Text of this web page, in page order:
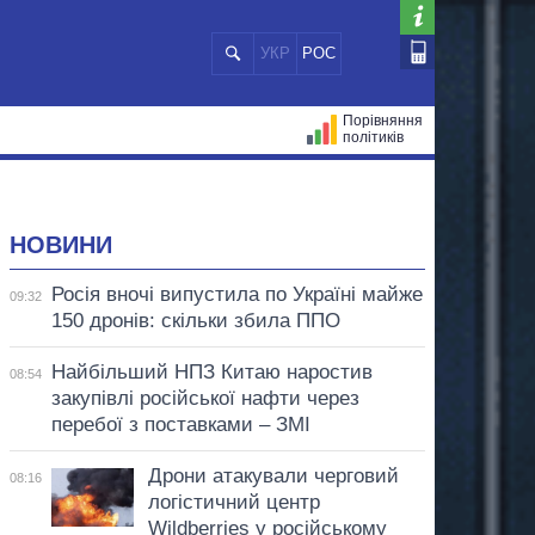
УКР РОС
Порівняння
політиків
НОВИНИ
09:32
Росія вночі випустила по Україні майже
150 дронів: скільки збила ППО
08:54
Найбільший НПЗ Китаю наростив
закупівлі російської нафти через
перебої з поставками – ЗМІ
08:16
Дрони атакували черговий
логістичний центр
Wildberries у російському